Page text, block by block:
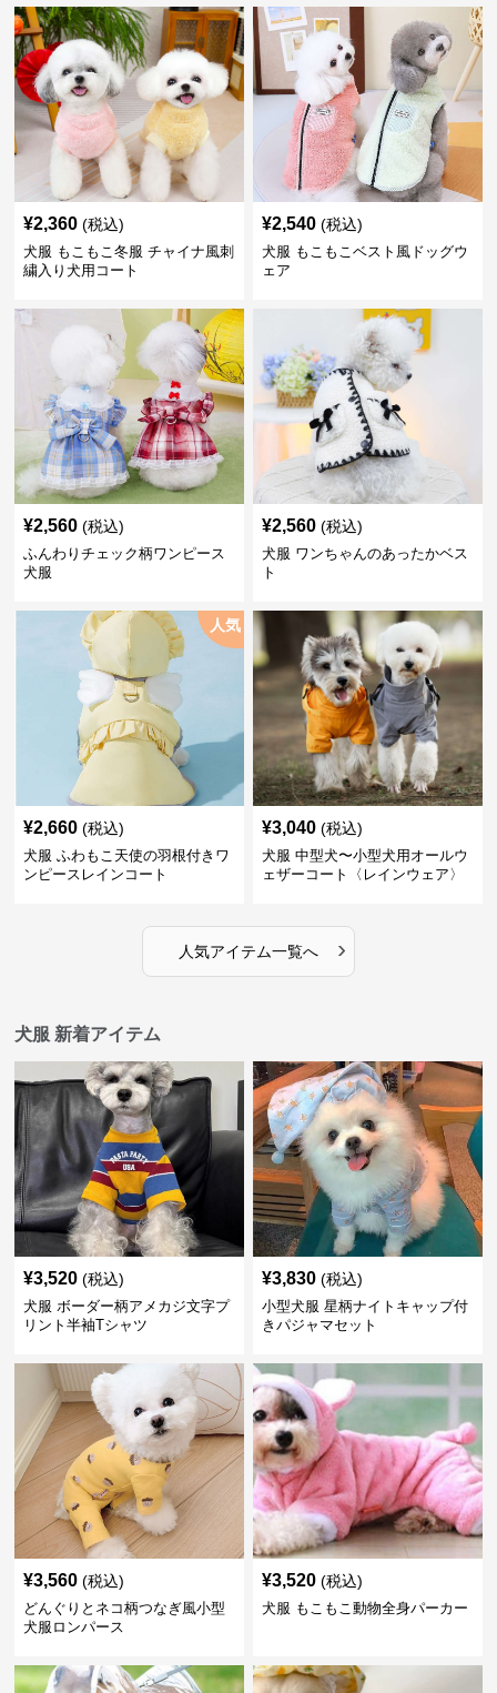
¥2,360 (税込)
犬服 もこもこ冬服 チャイナ風刺
繍入り犬用コート
¥2,540 (税込)
犬服 もこもこベスト風ドッグウ
ェア
¥2,560 (税込)
ふんわりチェック柄ワンピース
犬服
¥2,560 (税込)
犬服 ワンちゃんのあったかベス
ト
人気
¥2,660 (税込)
犬服 ふわもこ天使の羽根付きワ
ンピースレインコート
¥3,040 (税込)
犬服 中型犬〜小型犬用オールウ
ェザーコート〈レインウェア〉
人気アイテム一覧へ ›
犬服 新着アイテム
¥3,520 (税込)
犬服 ボーダー柄アメカジ文字プ
リント半袖Tシャツ
¥3,830 (税込)
小型犬服 星柄ナイトキャップ付
きパジャマセット
¥3,560 (税込)
どんぐりとネコ柄つなぎ風小型
犬服ロンパース
¥3,520 (税込)
犬服 もこもこ動物全身パーカー